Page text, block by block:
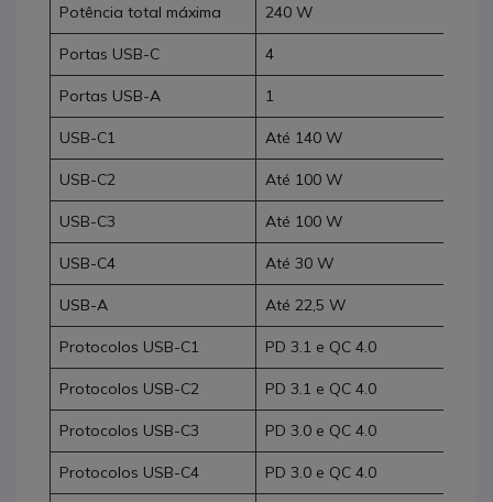
Potência total máxima 240 W
Portas USB-C 4
Portas USB-A 1
USB-C1 Até 140 W
USB-C2 Até 100 W
USB-C3 Até 100 W
USB-C4 Até 30 W
USB-A Até 22,5 W
Protocolos USB-C1 PD 3.1 e QC 4.0
Protocolos USB-C2 PD 3.1 e QC 4.0
Protocolos USB-C3 PD 3.0 e QC 4.0
Protocolos USB-C4 PD 3.0 e QC 4.0